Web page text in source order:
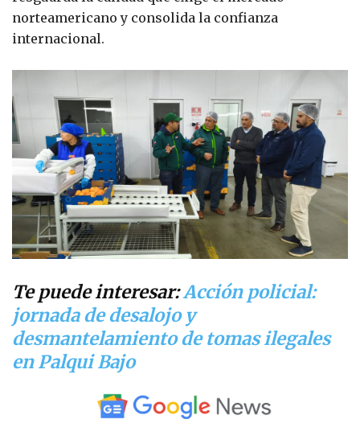
norteamericano y consolida la confianza
internacional.
Te puede interesar:Acción policial:
jornada de desalojo y
desmantelamiento de tomas ilegales
en Palqui Bajo